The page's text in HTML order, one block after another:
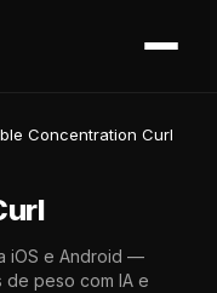
Concentration Curl
iOS e Android —
peso com IA e